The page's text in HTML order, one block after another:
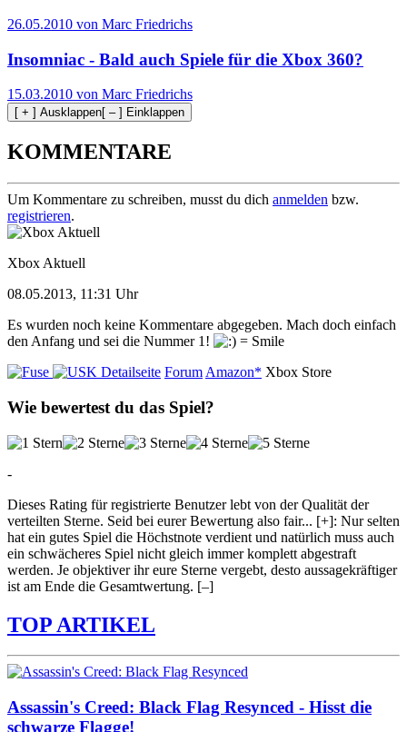
26.05.2010 von Marc Friedrichs
Insomniac - Bald auch Spiele für die Xbox 360?
15.03.2010 von Marc Friedrichs
[ + ] Ausklappen[ – ] Einklappen
KOMMENTARE
Um Kommentare zu schreiben, musst du dich anmelden bzw.
registrieren.
Xbox Aktuell
08.05.2013, 11:31 Uhr
Es wurden noch keine Kommentare abgegeben. Mach doch einfach
den Anfang und sei die Nummer 1!
Detailseite Forum Amazon* Xbox Store
Wie bewertest du das Spiel?
-
Dieses Rating für registrierte Benutzer lebt von der Qualität der
verteilten Sterne. Seid bei eurer Bewertung also fair... [+]: Nur selten
hat ein gutes Spiel die Höchstnote verdient und natürlich muss auch
ein schwächeres Spiel nicht gleich immer komplett abgestraft
werden. Je objektiver ihr eure Sterne vergebt, desto aussagekräftiger
ist am Ende die Gesamtwertung. [–]
TOP ARTIKEL
Assassin's Creed: Black Flag Resynced - Hisst die
schwarze Flagge!